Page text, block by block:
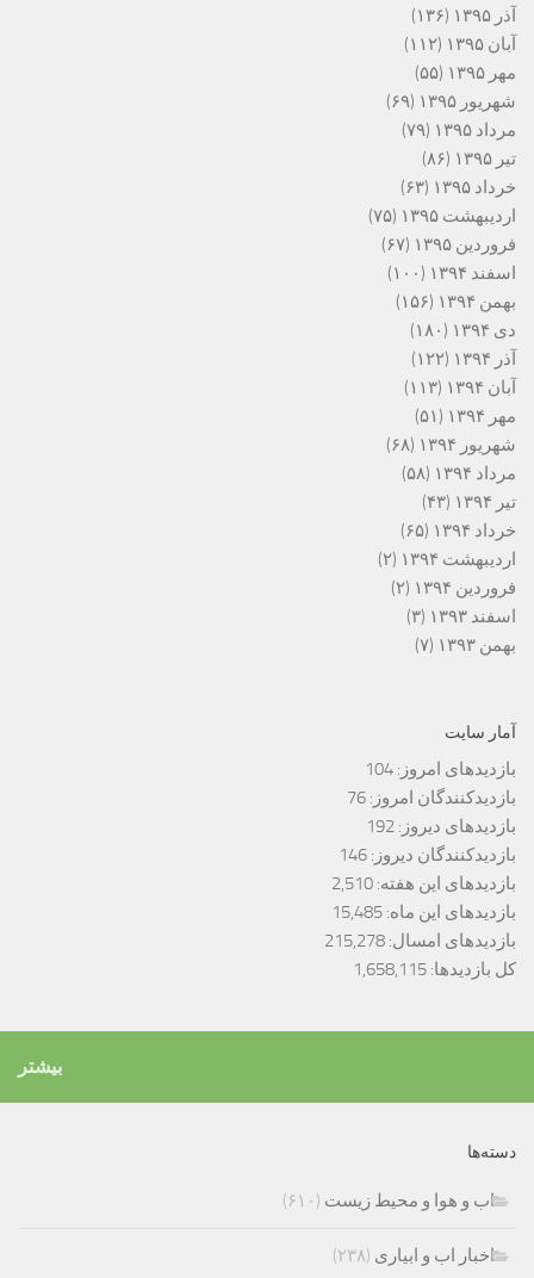
آذر ۱۳۹۵
(۱۳۶)
آبان ۱۳۹۵
(۱۱۲)
مهر ۱۳۹۵
(۵۵)
شهریور ۱۳۹۵
(۶۹)
مرداد ۱۳۹۵
(۷۹)
تیر ۱۳۹۵
(۸۶)
خرداد ۱۳۹۵
(۶۳)
اردیبهشت ۱۳۹۵
(۷۵)
فروردین ۱۳۹۵
(۶۷)
اسفند ۱۳۹۴
(۱۰۰)
بهمن ۱۳۹۴
(۱۵۶)
دی ۱۳۹۴
(۱۸۰)
آذر ۱۳۹۴
(۱۲۲)
آبان ۱۳۹۴
(۱۱۳)
مهر ۱۳۹۴
(۵۱)
شهریور ۱۳۹۴
(۶۸)
مرداد ۱۳۹۴
(۵۸)
تیر ۱۳۹۴
(۴۳)
خرداد ۱۳۹۴
(۶۵)
اردیبهشت ۱۳۹۴
(۲)
فروردین ۱۳۹۴
(۲)
اسفند ۱۳۹۳
(۳)
بهمن ۱۳۹۳
(۷)
آمار سایت
بازدیدهای امروز: 104
بازدیدکنندگان امروز: 76
بازدیدهای دیروز: 192
بازدیدکنندگان دیروز: 146
بازدیدهای این هفته: 2,510
بازدیدهای این ماه: 15,485
بازدیدهای امسال: 215,278
کل بازدیدها: 1,658,115
بیشتر
دسته‌ها
اب و هوا و محیط زیست (۶۱۰)
اخبار اب و ابیاری (۲۳۸)